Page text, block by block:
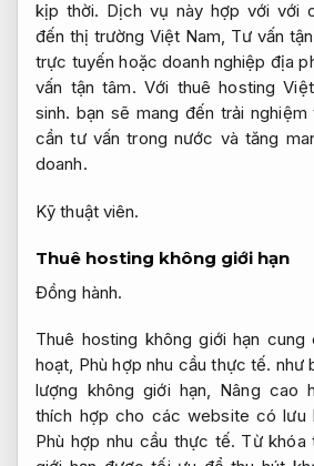
kịp thời. Dịch vụ này hợp với với
đến thị trường Việt Nam, Tư vấn
trực tuyến hoặc doanh nghiệp địa
vấn tận tâm. Với thuê hosting
sinh. bạn sẽ mang đến trải
cần tư vấn trong nước và tăng
doanh.
Kỹ thuật viên.
Thuê hosting không giới hạn
Đồng hành.
Thuê hosting không giới hạn cung
hoạt, Phù hợp nhu cầu thực tế. như
lượng không giới hạn, Nâng cao
thích hợp cho các website có lưu
Phù hợp nhu cầu thực tế. Từ khóa